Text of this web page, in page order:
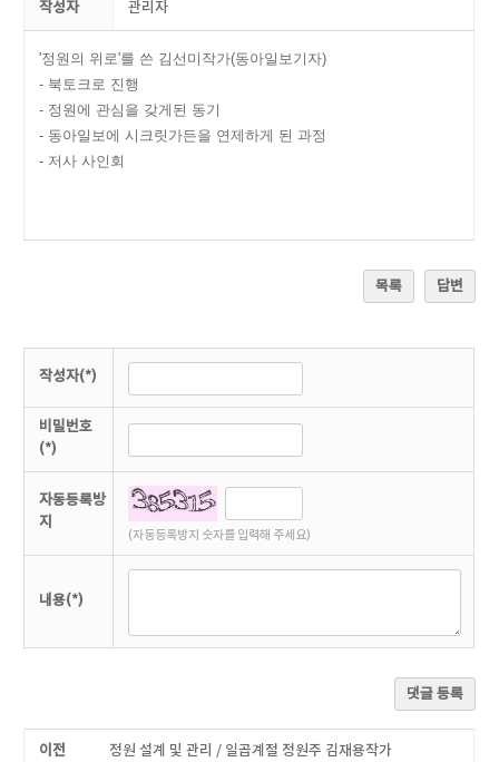
작성자 관리자
'정원의 위로'를 쓴 김선미작가(동아일보기자)
- 북토크로 진행
- 정원에 관심을 갖게된 동기
- 동아일보에 시크릿가든을 연제하게 된 과정
- 저사 사인회
목록 답변
작성자(*)
비밀번호
(*)
자동등록방
지
(자동등록방지 숫자를 입력해 주세요)
내용(*)
댓글 등록
이전 정원 설계 및 관리 / 일곱계절 정원주 김재용작가